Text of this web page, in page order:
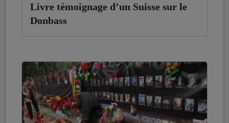
Livre témoignage d’un Suisse sur le
Donbass